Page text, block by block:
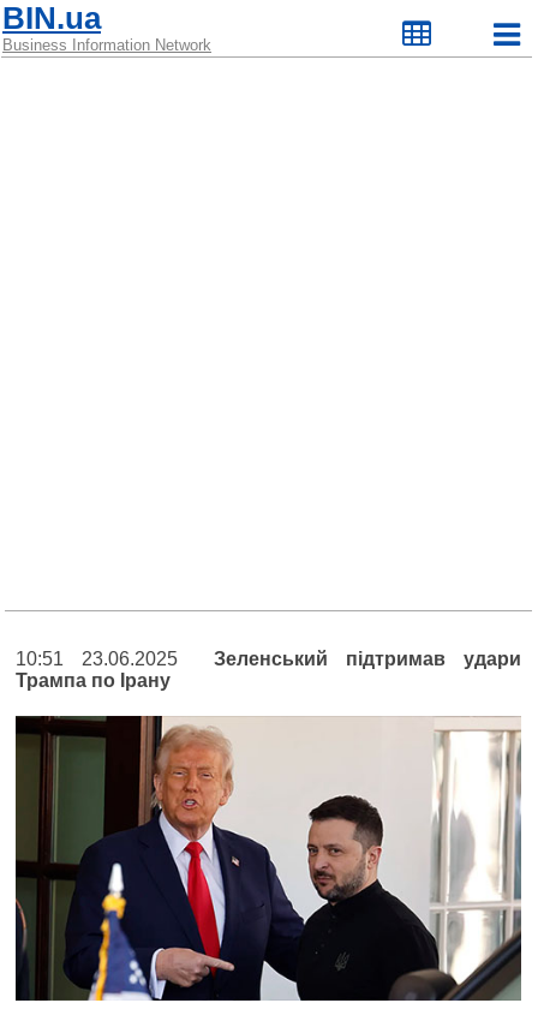
BIN.ua
Business Information Network
10:51 23.06.2025 Зеленський підтримав удари
Трампа по Ірану